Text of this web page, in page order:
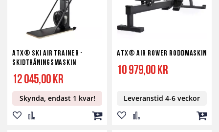
ATX® Ski Air Trainer -
Skidträningsmaskin
12 045,00 kr
Skynda, endast 1 kvar!
Lägg
Lägg Lägg
ATX® Air Rower Roddmaskin
10 979,00 kr
Leveranstid 4-6 veckor
Lägg
Lägg Lägg